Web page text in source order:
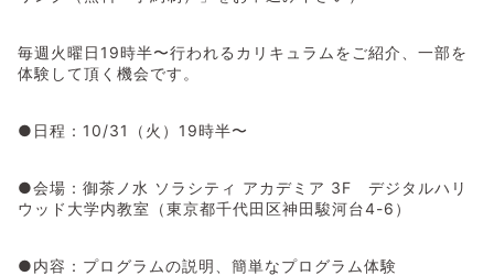
毎週火曜日19時半〜行われるカリキュラムをご紹介、一部を
体験して頂く機会です。
●日程：10/31（火）19時半〜
●会場：御茶ノ水 ソラシティ アカデミア 3F デジタルハリ
ウッド大学内教室（東京都千代田区神田駿河台4-6）
●内容：プログラムの説明、簡単なプログラム体験